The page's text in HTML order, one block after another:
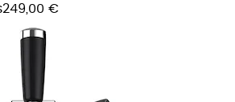
249,00 €